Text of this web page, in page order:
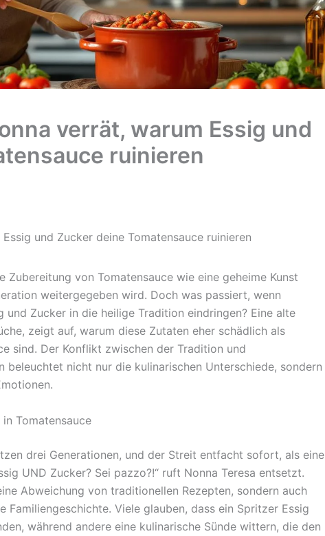
verrät, warum Essig und
ruinieren
und Zucker deine Tomatensauce ruinieren
Zubereitung von Tomatensauce wie eine geheime Kunst
weitergegeben wird. Doch was passiert, wenn
und Zucker in die heilige Tradition eindringen? Eine alte
zeigt auf, warum diese Zutaten eher schädlich als
sind. Der Konflikt zwischen der Tradition und
beleuchtet nicht nur die kulinarischen Unterschiede, sondern
Tomatensauce
drei Generationen, und der Streit entfacht sofort, als eine
UND Zucker? Sei pazzo?!“ ruft Nonna Teresa entsetzt.
Abweichung von traditionellen Rezepten, sondern auch
Familiengeschichte. Viele glauben, dass ein Spritzer Essig
während andere eine kulinarische Sünde wittern, die den